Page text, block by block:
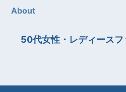
About
50代女性・レディース